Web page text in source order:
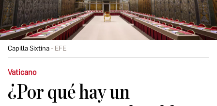
Capilla Sixtina EFE
Vaticano
¿Por qué hay un